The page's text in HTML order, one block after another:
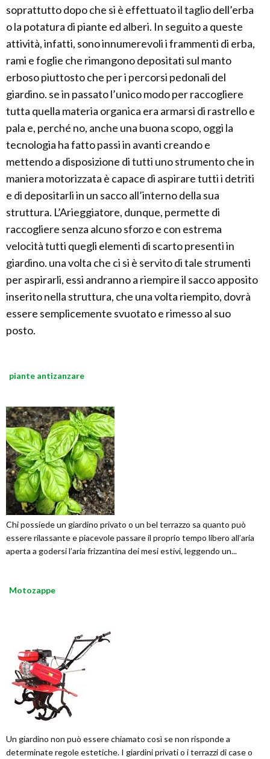
soprattutto dopo che si è effettuato il taglio dell’erba
o la potatura di piante ed alberi. In seguito a queste
attività, infatti, sono innumerevoli i frammenti di erba,
rami e foglie che rimangono depositati sul manto
erboso piuttosto che per i percorsi pedonali del
giardino. se in passato l’unico modo per raccogliere
tutta quella materia organica era armarsi di rastrello e
pala e, perché no, anche una buona scopo, oggi la
tecnologia ha fatto passi in avanti creando e
mettendo a disposizione di tutti uno strumento che in
maniera motorizzata è capace di aspirare tutti i detriti
e di depositarli in un sacco all’interno della sua
struttura. L’Arieggiatore, dunque, permette di
raccogliere senza alcuno sforzo e con estrema
velocità tutti quegli elementi di scarto presenti in
giardino. una volta che ci si è servito di tale strumenti
per aspirarli, essi andranno a riempire il sacco apposito
inserito nella struttura, che una volta riempito, dovrà
essere semplicemente svuotato e rimesso al suo
posto.
piante antizanzare
Chi possiede un giardino privato o un bel terrazzo sa quanto può
essere rilassante e piacevole passare il proprio tempo libero all’aria
aperta a godersi l’aria frizzantina dei mesi estivi, leggendo un...
Motozappe
Un giardino non può essere chiamato così se non risponde a
determinate regole estetiche. I giardini privati o i terrazzi di case o